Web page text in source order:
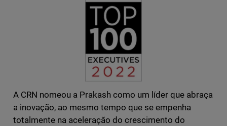
A CRN nomeou a Prakash como um líder que abraça
a inovação, ao mesmo tempo que se empenha
totalmente na aceleração do crescimento do